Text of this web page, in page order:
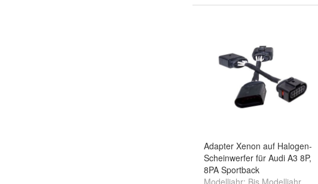
Adapter Xenon auf Halogen-
Scheinwerfer für Audi A3 8P,
8PA Sportback
Modelljahr: Bis Modelljahr